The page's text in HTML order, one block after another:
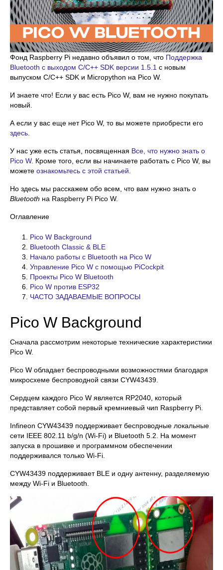
Фонд Raspberry Pi недавно объявил о том, что Поддержка
Bluetooth с выходом C/C++ SDK версии 1.5.1 с новым
выпуском C/C++ SDK и Micropython на Pico W.
И знаете что! Если у вас есть Pico W, вам не нужно покупать
новый.
А если у вас еще нет Pico W, то вы можете приобрести его
здесь
У нас уже есть статья, посвященная Все, что нужно знать о
Pico W. Кроме того, если вы начинаете работать с Pico W, вы
можете ознакомьтесь с этой статьей
Но здесь мы расскажем обо всем, что вам нужно знать о
Bluetooth на Raspberry Pi Pico W.
Оглавление
Pico W Background
Bluetooth Classic & BLE
Начало работы с Bluetooth на Pico W
Управление Pico W с помощью PiCockpit
Проекты Pico W Bluetooth
Pico W против ESP32
ЧАСТО ЗАДАВАЕМЫЕ ВОПРОСЫ
Pico W Background
Сначала рассмотрим некоторые технические характеристики
Pico W.
Pico W обладает беспроводными возможностями благодаря
микросхеме беспроводной связи CYW43439.
Сердцем каждого Pico W является RP2040, который
представляет собой первый кремниевый чип Raspberry Pi.
Infineon CYW43439 поддерживает беспроводные локальные
сети IEEE 802.11 b/g/n (Wi-Fi) и Bluetooth 5.2. На момент
запуска в прошивке и программном обеспечении
поддерживался только Wi-Fi.
CYW43439 поддерживает BLE и одну антенну, разделяемую
между Wi-Fi и Bluetooth.